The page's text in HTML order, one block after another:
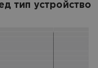
тип устройство